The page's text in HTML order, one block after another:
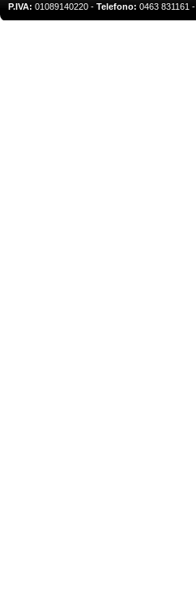
P.IVA: 01089140220 - Telefono: 0463 831161 -